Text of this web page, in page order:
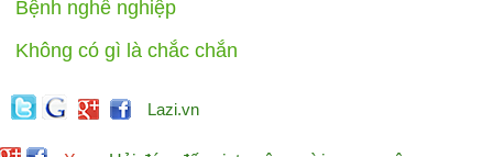
Bệnh nghề nghiệp
Không có gì là chắc chắn
Lazi.vn